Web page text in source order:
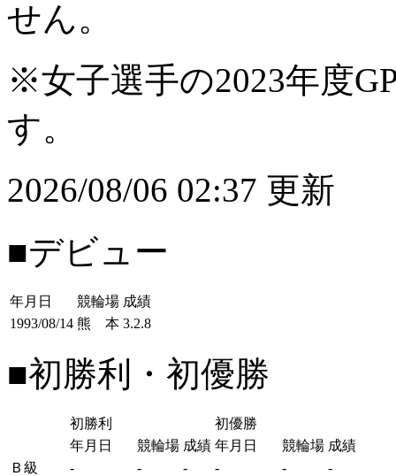
せん。
※女子選手の2023年度
す。
2026/08/06 02:37 更新
■デビュー
年月日 競輪場 成績
1993/08/14 熊 本 3.2.8
■初勝利・初優勝
初勝利
初優勝
年月日
競輪場 成績 年月日 競輪場 成績
Ｂ級
- - - - -
-